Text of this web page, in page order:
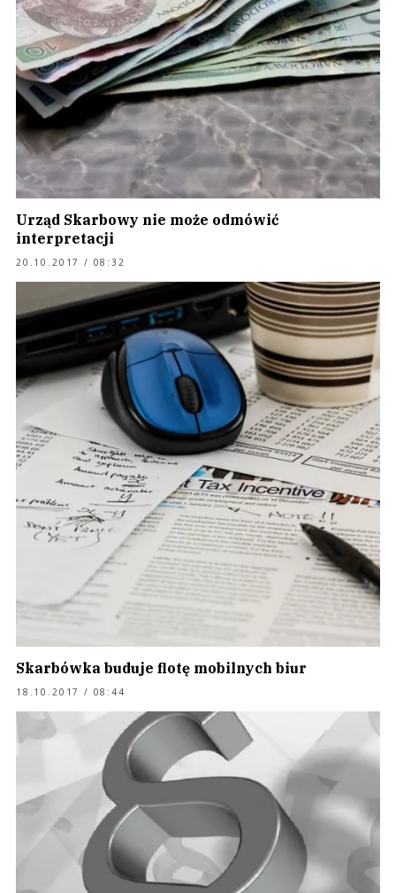
Urząd Skarbowy nie może odmówić
interpretacji
20.10.2017 / 08:32
Skarbówka buduje flotę mobilnych biur
18.10.2017 / 08:44